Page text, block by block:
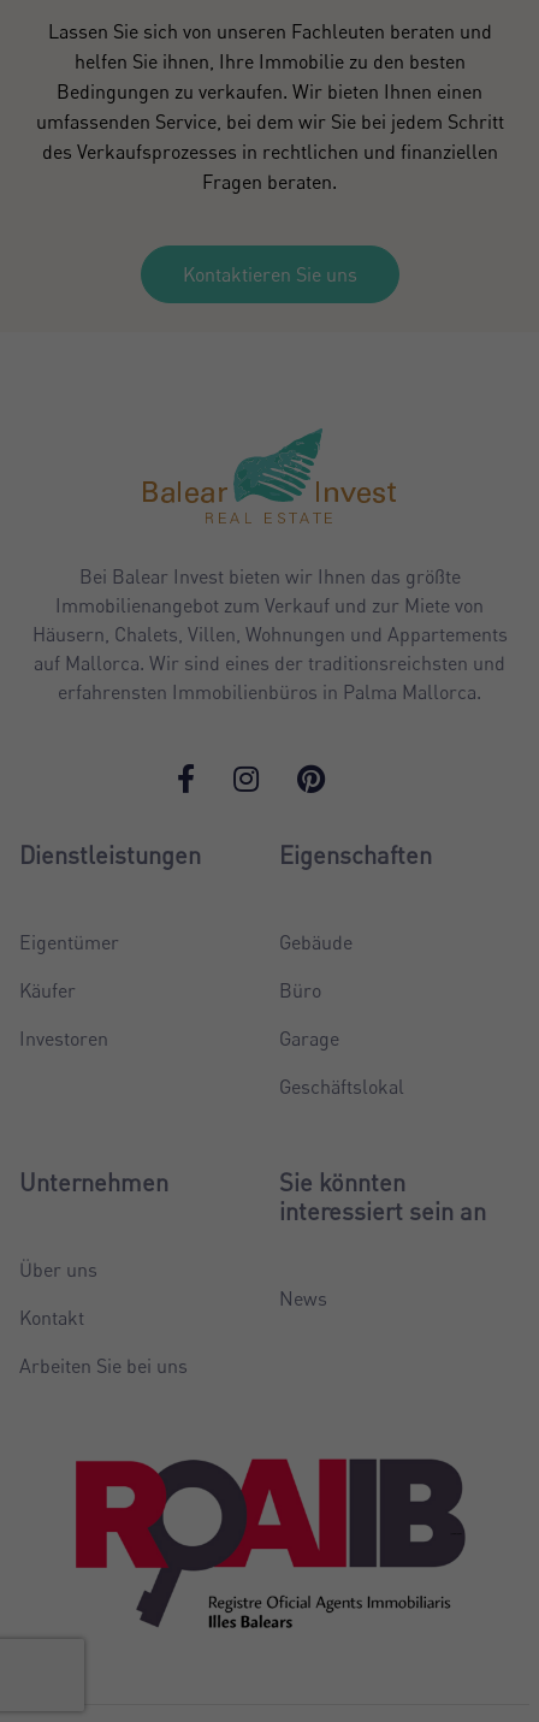
Lassen Sie sich von unseren Fachleuten beraten und
helfen Sie ihnen, Ihre Immobilie zu den besten
Bedingungen zu verkaufen. Wir bieten Ihnen einen
umfassenden Service, bei dem wir Sie bei jedem Schritt
des Verkaufsprozesses in rechtlichen und finanziellen
Fragen beraten.
Kontaktieren Sie uns
Bei Balear Invest bieten wir Ihnen das größte
Immobilienangebot zum Verkauf und zur Miete von
Häusern, Chalets, Villen, Wohnungen und Appartements
auf Mallorca. Wir sind eines der traditionsreichsten und
erfahrensten Immobilienbüros in Palma Mallorca.
Dienstleistungen
Eigentümer
Käufer
Investoren
Eigenschaften
Gebäude
Büro
Garage
Geschäftslokal
Unternehmen
Über uns
Kontakt
Arbeiten Sie bei uns
Sie könnten
interessiert sein an
News